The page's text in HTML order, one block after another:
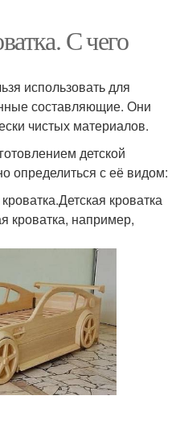
С чего
использовать для
составляющие. Они
чистых материалов.
детской
определиться с её видом:
кроватка
кроватка, например,